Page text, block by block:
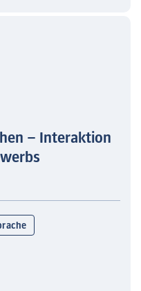
– Interaktion